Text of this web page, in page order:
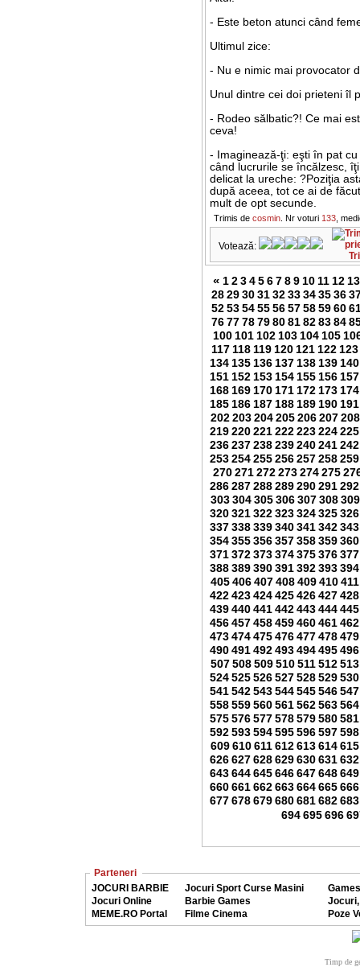
- Este beton atunci când
Ultimul zice:
- Nu e nimic mai provocator
Unul dintre cei doi prieteni îl
- Rodeo sălbatic?! Ce mai
ceva!
- Imaginează-ţi: eşti în pat
când lucrurile se încălzesc,
delicat la ureche: ?Poziţia
după aceea, tot ce ai de
mult de opt secunde.
Trimis de cosmin. Nr voturi 133,
Votează:
« 1 2 3 4 5 6 7 8 9 10 11 12 13
28 29 30 31 32 33 34 35 36
52 53 54 55 56 57 58 59 60
76 77 78 79 80 81 82 83 84
100 101 102 103 104 105
117 118 119 120 121 122 123
134 135 136 137 138 139 140
151 152 153 154 155 156 157
168 169 170 171 172 173 174
185 186 187 188 189 190 191
202 203 204 205 206 207 208
219220221222223224225
236237238239240241242
253254255256257258259
270271272273274275
286287288289290291292
303 304 305 306 307 308 309
320321322323324325326
337338339340341342343
354355356357358359360
371372373374375376377
388389390391392393394
405 406 407 408 409 410 411
422423424425426427428
439440441442443444445
456457458459460461462
473474475476477478479
490491492493494495496
507 508 509 510 511 512 513
524525526527528529530
541542543544545546547
558559560561562563564
575576577578579580581
592593594595596597598
609 610 611 612 613 614 615
626627628629630631632
643644645646647648649
660661662663664665666
677678679680681682683
694695696
Parteneri
JOCURI BARBIE
Jocuri Sport Curse Masini
Jocuri Online
Barbie Games
MEME.RO Portal
Filme Cinema Poze
Timp de